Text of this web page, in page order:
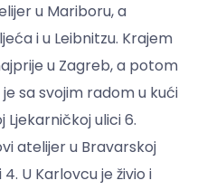
u Mariboru, a
i u Leibnitzu. Krajem
u Zagreb, a potom
sa svojim radom u kući
Ljekarničkoj ulici 6.
atelijer u Bravarskoj
U Karlovcu je živio i